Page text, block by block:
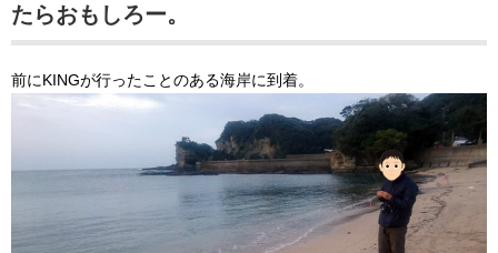
たらおもしろー。
前にKINGが行ったことのある海岸に到着。